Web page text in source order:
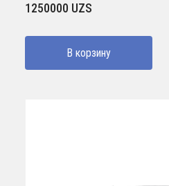
1250000 UZS
В корзину